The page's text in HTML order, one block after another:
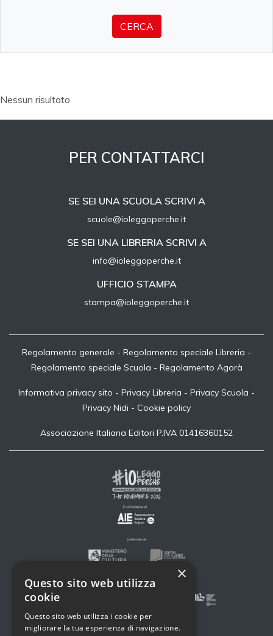
Nessun risultato
PER CONTATTARCI
SE SEI UNA SCUOLA SCRIVI A
scuole@ioleggoperche.it
SE SEI UNA LIBRERIA SCRIVI A
info@ioleggoperche.it
UFFICIO STAMPA
stampa@ioleggoperche.it
Regolamento generale - Regolamento speciale Libreria -
Regolamento speciale Scuola - Regolamento Agorà
Informativa privacy sito - Privacy Libreria - Privacy Scuola -
Privacy Nidi - Cookie policy
Associazione Italiana Editori P.IVA 01416360152
×
Questo sito web utilizza
cookie
Questo sito web utilizza i cookie per
migliorare la tua esperienza di navigazione.